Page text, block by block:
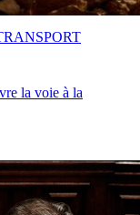
la voie à la